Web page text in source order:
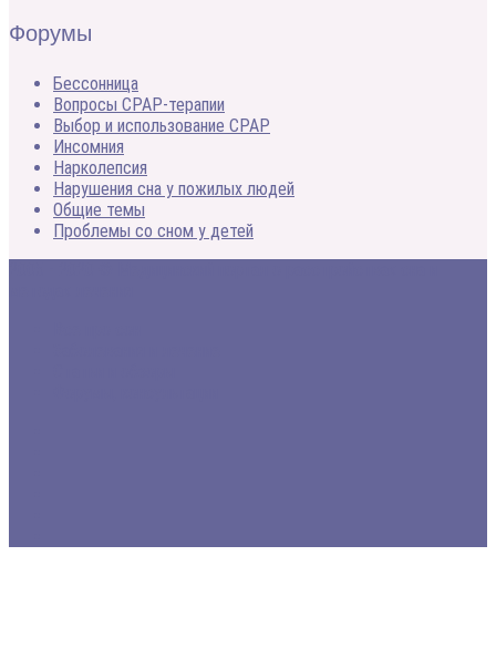
Форумы
Бессонница
Вопросы CPAP-терапии
Выбор и использование CPAP
Инсомния
Нарколепсия
Нарушения сна у пожилых людей
Общие темы
Проблемы со сном у детей